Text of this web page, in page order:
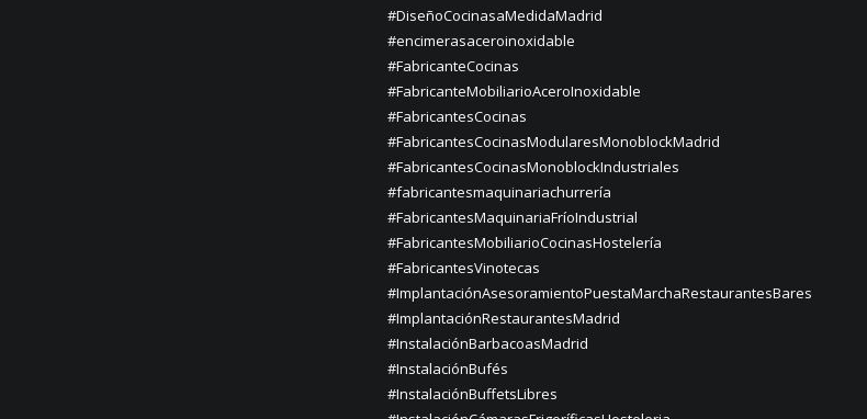
#DiseñoCocinasaMedidaMadrid
#encimerasaceroinoxidable
#FabricanteCocinas
#FabricanteMobiliarioAceroInoxidable
#FabricantesCocinas
#FabricantesCocinasModularesMonoblockMadrid
#FabricantesCocinasMonoblockIndustriales
#fabricantesmaquinariachurrería
#FabricantesMaquinariaFríoIndustrial
#FabricantesMobiliarioCocinasHostelería
#FabricantesVinotecas
#ImplantaciónAsesoramientoPuestaMarchaRestaurantesBares
#ImplantaciónRestaurantesMadrid
#InstalaciónBarbacoasMadrid
#InstalaciónBufés
#InstalaciónBuffetsLibres